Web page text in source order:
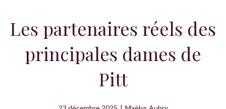
Les partenaires réels des
principales dames de
Pitt